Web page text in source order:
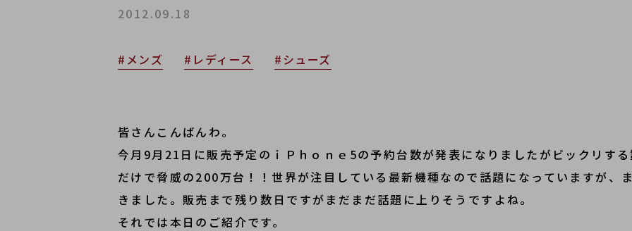
2012.09.18
#メンズ #レディース #シューズ
皆さんこんばんわ。
今月9月21日に販売予定のｉＰｈｏｎｅ5の予約台数が発表になりましたがビックリす
だけで脅威の200万台！！世界が注目している最新機種なので話題になっていますが、
きました。販売まで残り数日ですがまだまだ話題に上りそうですよね。
それでは本日のご紹介です。